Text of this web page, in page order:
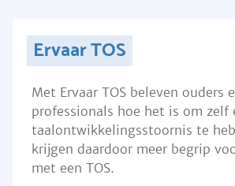
Ervaar TOS
Met Ervaar TOS beleven ouders
professionals hoe het is om zelf
taalontwikkelingsstoornis te
krijgen daardoor meer begrip
met een TOS.